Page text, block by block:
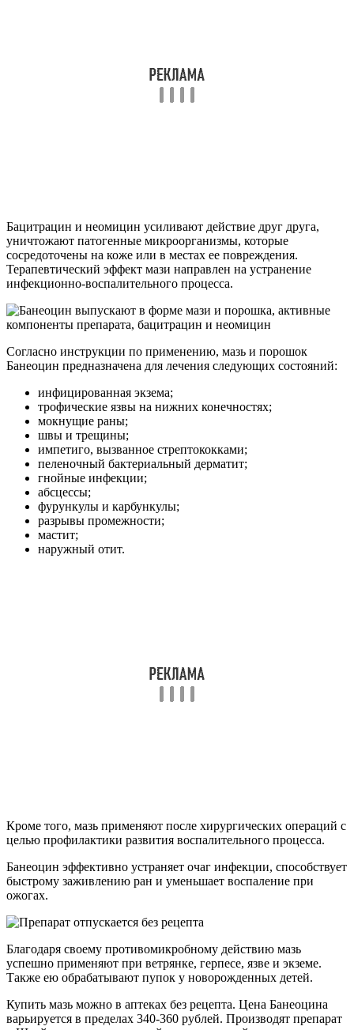
Бацитрацин и неомицин усиливают действие друг друга,
уничтожают патогенные микроорганизмы, которые
сосредоточены на коже или в местах ее повреждения.
Терапевтический эффект мази направлен на устранение
инфекционно-воспалительного процесса.
Согласно инструкции по применению, мазь и порошок
Банеоцин предназначена для лечения следующих состояний:
инфицированная экзема;
трофические язвы на нижних конечностях;
мокнущие раны;
швы и трещины;
импетиго, вызванное стрептококками;
пеленочный бактериальный дерматит;
гнойные инфекции;
абсцессы;
фурункулы и карбункулы;
разрывы промежности;
мастит;
наружный отит.
Кроме того, мазь применяют после хирургических операций с
целью профилактики развития воспалительного процесса.
Банеоцин эффективно устраняет очаг инфекции, способствует
быстрому заживлению ран и уменьшает воспаление при
ожогах.
Благодаря своему противомикробному действию мазь
успешно применяют при ветрянке, герпесе, язве и экземе.
Также ею обрабатывают пупок у новорожденных детей.
Купить мазь можно в аптеках без рецепта. Цена Банеоцина
варьируется в пределах 340-360 рублей. Производят препарат